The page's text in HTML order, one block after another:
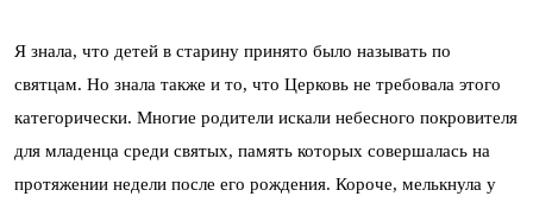
Я знала, что детей в старину принято было называть по
святцам. Но знала также и то, что Церковь не требовала этого
категорически. Многие родители искали небесного покровителя
для младенца среди святых, память которых совершалась на
протяжении недели после его рождения. Короче, мелькнула у